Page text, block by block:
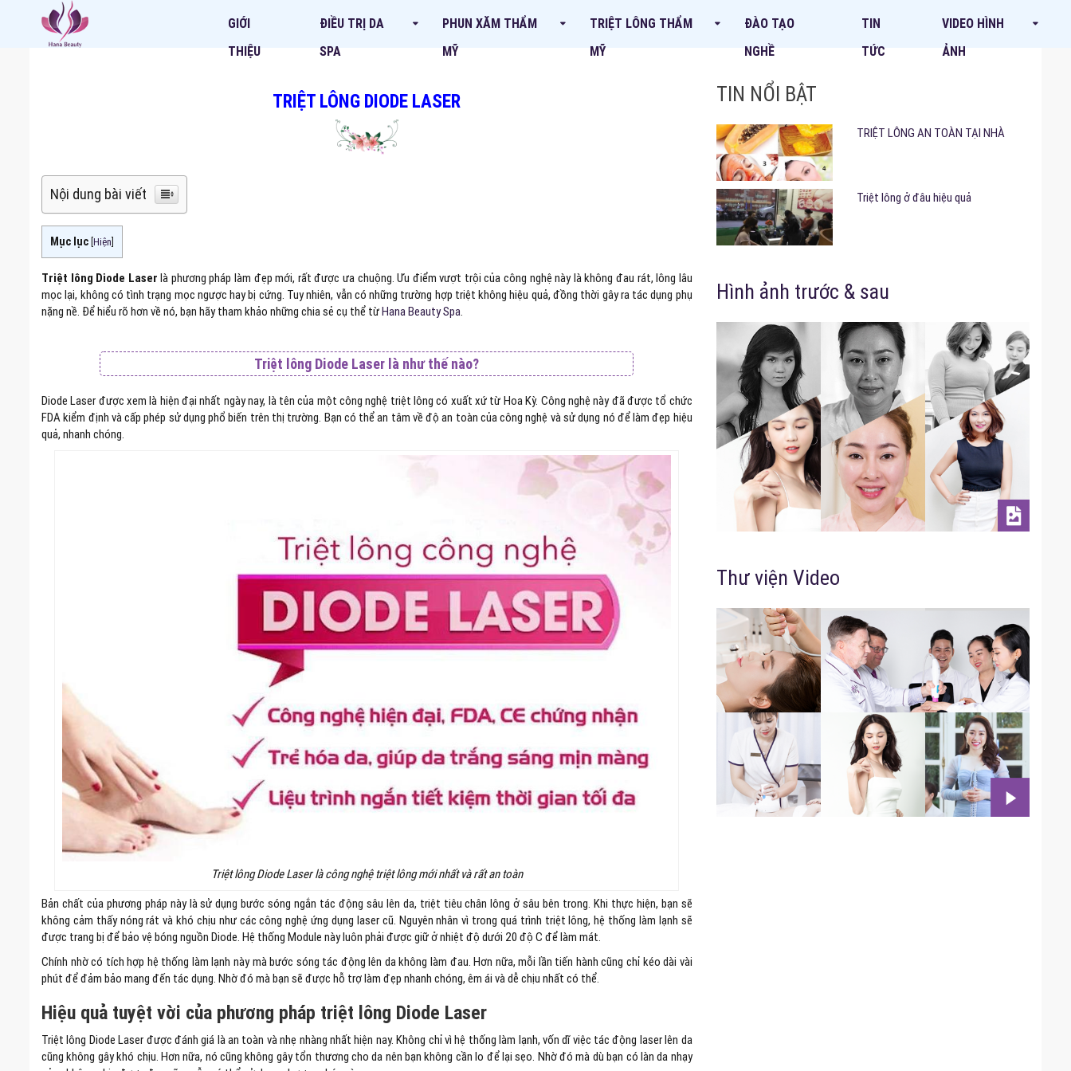
GIỚI
THIỆU
ĐIỀU TRỊ DA
SPA
PHUN XĂM THẨM
MỸ
TRIỆT LÔNG THẨM
MỸ
ĐÀO TẠO
NGHỀ
TIN
TỨC
VIDEO HÌNH
ẢNH
TRIỆT LÔNG DIODE LASER
Nội dung bài viết
Mục lục [Hiện]
Triệt lông Diode Laser là phương pháp làm đẹp mới, rất được ưa chuộng. Ưu điểm vượt trội của công nghệ này là không đau rát, lông lâu
mọc lại, không có tình trạng mọc ngược hay bị cứng. Tuy nhiên, vẫn có những trường hợp triệt không hiệu quả, đồng thời gây ra tác dụng phụ
nặng nề. Để hiểu rõ hơn về nó, bạn hãy tham khảo những chia sẻ cụ thể từHana Beauty Spa.
Triệt lông Diode Laser là như thế nào?
Diode Laser được xem là hiện đại nhất ngày nay, là tên của một công nghệ triệt lông có xuất xứ từ Hoa Kỳ. Công nghệ này đã được tổ chức
FDA kiểm định và cấp phép sử dụng phổ biến trên thị trường. Bạn có thể an tâm về độ an toàn của công nghệ và sử dụng nó để làm đẹp hiệu
quả, nhanh chóng.
Triệt lông Diode Laser là công nghệ triệt lông mới nhất và rất an toàn
Bản chất của phương pháp này là sử dụng bước sóng ngắn tác động sâu lên da, triệt tiêu chân lông ở sâu bên trong. Khi thực hiện, bạn sẽ
không cảm thấy nóng rát và khó chịu như các công nghệ ứng dụng laser cũ. Nguyên nhân vì trong quá trình triệt lông, hệ thống làm lạnh sẽ
được trang bị để bảo vệ bóng nguồn Diode. Hệ thống Module này luôn phải được giữ ở nhiệt độ dưới 20 độ C để làm mát.
Chính nhờ có tích hợp hệ thống làm lạnh này mà bước sóng tác động lên da không làm đau. Hơn nữa, mỗi lần tiến hành cũng chỉ kéo dài vài
phút để đảm bảo mang đến tác dụng. Nhờ đó mà bạn sẽ được hỗ trợ làm đẹp nhanh chóng, êm ái và dễ chịu nhất có thể.
Hiệu quả tuyệt vời của phương pháp triệt lông Diode Laser
Triệt lông Diode Laser được đánh giá là an toàn và nhẹ nhàng nhất hiện nay. Không chỉ vì hệ thống làm lạnh, vốn dĩ việc tác động laser lên da
cũng không gây khó chịu. Hơn nữa, nó cũng không gây tổn thương cho da nên bạn không cần lo để lại sẹo. Nhờ đó mà dù bạn có làn da nhạy
TIN NỔI BẬT
TRIỆT LÔNG AN TOÀN TẠI NHÀ
Triệt lông ở đâu hiệu quả
Hình ảnh trước & sau
Thư viện Video